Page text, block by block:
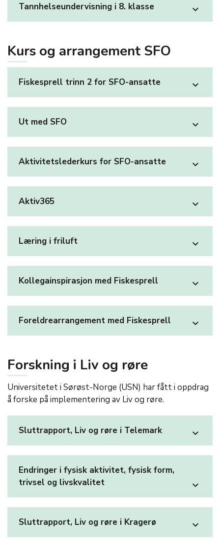
Tannhelseundervisning i 8. klasse expand_more
Kurs og arrangement SFO
Fiskesprell trinn 2 for SFO-ansatte expand_more
Ut med SFO expand_more
Aktivitetslederkurs for SFO-ansatte expand_more
Aktiv365 expand_more
Læring i friluft expand_more
Kollegainspirasjon med Fiskesprell expand_more
Foreldrearrangement med Fiskesprell expand_more
Forskning i Liv og røre
Universitetet i Sørøst-Norge (USN) har fått i oppdrag
å forske på implementering av Liv og røre.
Sluttrapport, Liv og røre i Telemark expand_more
Endringer i fysisk aktivitet, fysisk form,
trivsel og livskvalitet
expand_more
Sluttrapport, Liv og røre i Kragerø expand_more